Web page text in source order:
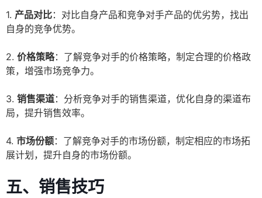
1. 产品对比：对比自身产品和竞争对手产品的优劣势，找出
自身的竞争优势。
2. 价格策略：了解竞争对手的价格策略，制定合理的价格政
策，增强市场竞争力。
3. 销售渠道：分析竞争对手的销售渠道，优化自身的渠道布
局，提升销售效率。
4. 市场份额：了解竞争对手的市场份额，制定相应的市场拓
展计划，提升自身的市场份额。
五、销售技巧